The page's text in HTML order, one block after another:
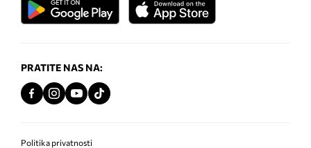
PRATITE NAS NA:
Politika privatnosti